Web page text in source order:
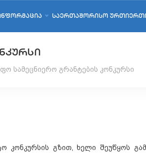
ᲡᲐᲔᲠᲗᲐᲨᲝᲠᲘᲡᲝ
სამეცნიერო გრანტების კონკურსი
კონკურსის გზით, ხელი შეუწყოს